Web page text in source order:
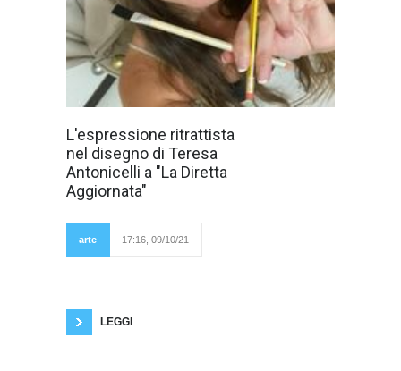
L'espressione ritrattista
nel disegno di Teresa
Antonicelli a "La Diretta
Aggiornata"
arte 17:16, 09/10/21
LEGGI